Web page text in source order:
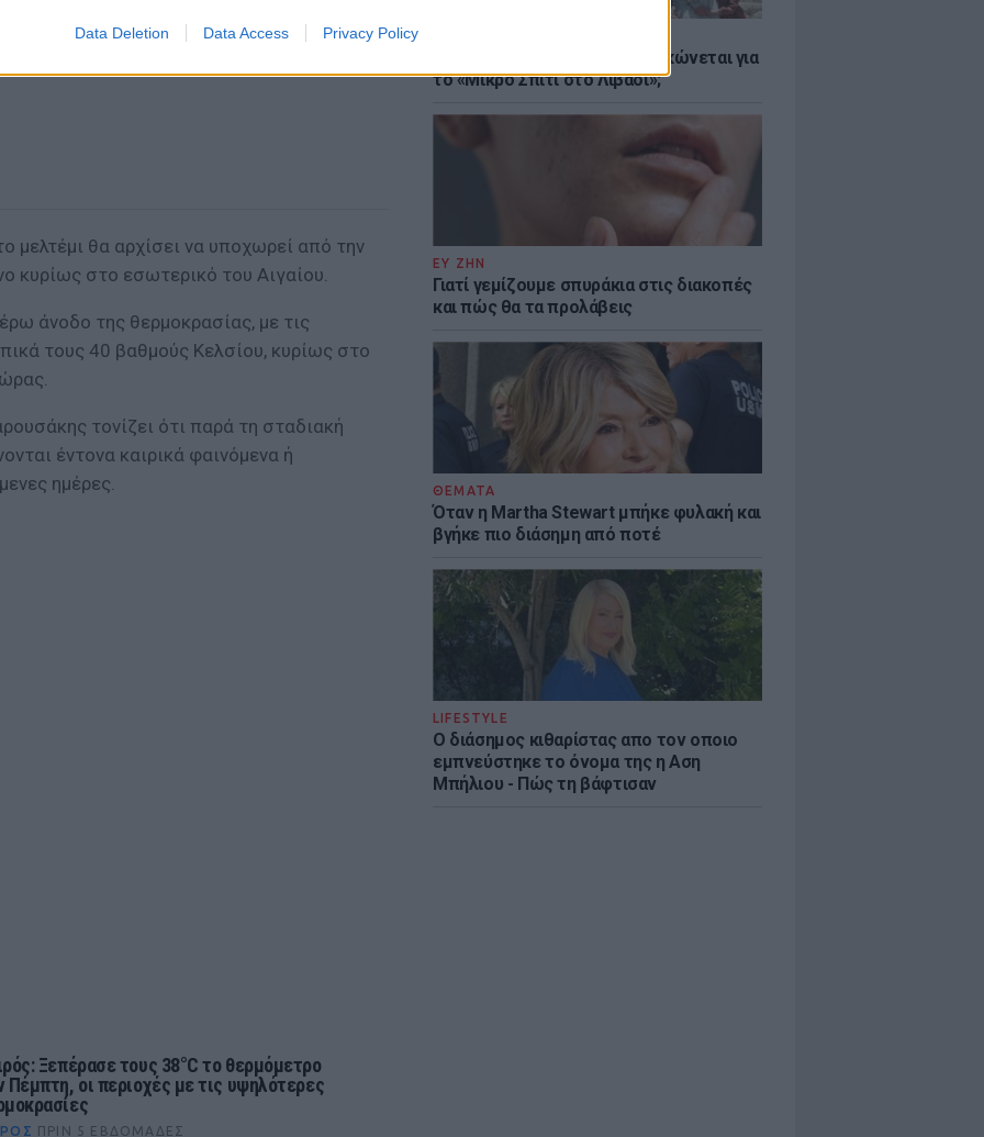
Data Deletion Data Access Privacy Policy
Explainer: Γιατί η Αμερική τσακώνεται για
το «Μικρό Σπίτι στο Λιβάδι»;
ΕΥ ΖΗΝ
Γιατί γεμίζουμε σπυράκια στις διακοπές
και πώς θα τα προλάβεις
ΘΕΜΑΤΑ
Όταν η Martha Stewart μπήκε φυλακή και
βγήκε πιο διάσημη από ποτέ
LIFESTYLE
Ο διάσημος κιθαρίστας απο τον οποιο
εμπνεύστηκε το όνομα της η Αση
Μπήλιου - Πώς τη βάφτισαν
θα αρχίσει να υποχωρεί από την
κυρίως στο εσωτερικό του Αιγαίου.
άνοδο της θερμοκρασίας, με τις
τους 40 βαθμούς Κελσίου, κυρίως στο
τονίζει ότι παρά τη σταδιακή
έντονα καιρικά φαινόμενα ή
ημέρες.
Ξεπέρασε τους 38°C το θερμόμετρο
Πέμπτη, οι περιοχές με τις υψηλότερες
ΠΡΙΝ 5 ΕΒΔΟΜΆΔΕΣ